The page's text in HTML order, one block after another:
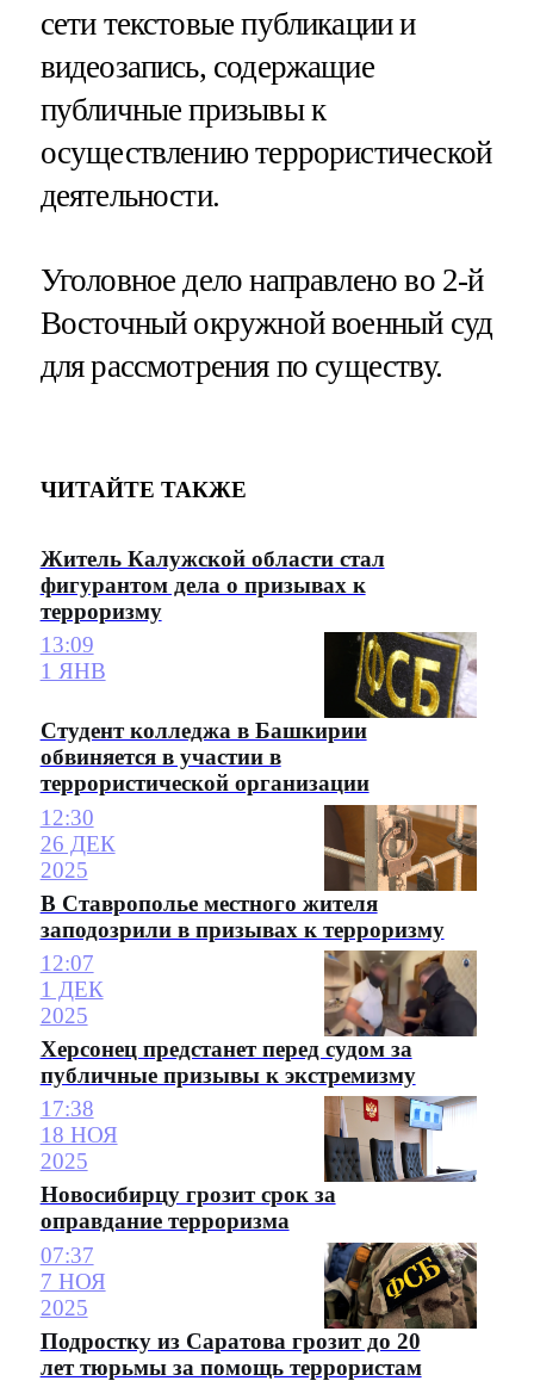
сети текстовые публикации и
видеозапись, содержащие
публичные призывы к
осуществлению террористической
деятельности.
Уголовное дело направлено во 2-й
Восточный окружной военный суд
для рассмотрения по существу.
ЧИТАЙТЕ ТАКЖЕ
Житель Калужской области стал
фигурантом дела о призывах к
терроризму
13:09
1 ЯНВ
Студент колледжа в Башкирии
обвиняется в участии в
террористической организации
12:30
26 ДЕК
2025
В Ставрополье местного жителя
заподозрили в призывах к терроризму
12:07
1 ДЕК
2025
Херсонец предстанет перед судом за
публичные призывы к экстремизму
17:38
18 НОЯ
2025
Новосибирцу грозит срок за
оправдание терроризма
07:37
7 НОЯ
2025
Подростку из Саратова грозит до 20
лет тюрьмы за помощь террористам